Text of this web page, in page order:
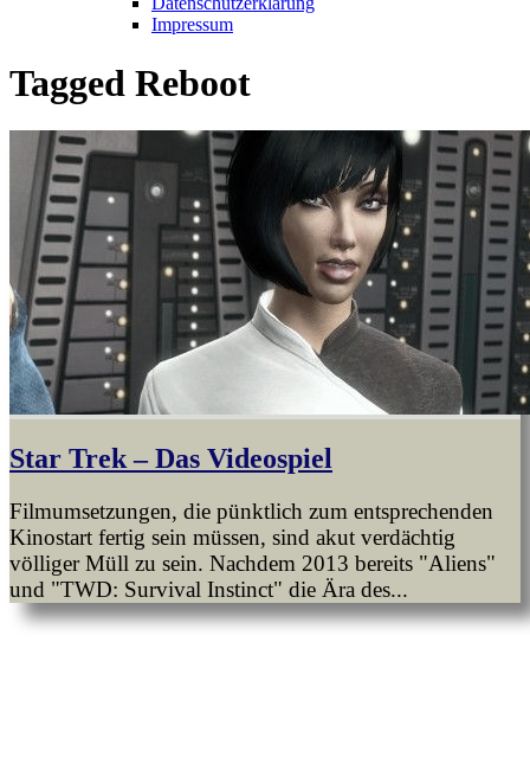
Impressum
Tagged Reboot
Star Trek – Das Videospiel
Filmumsetzungen, die pünktlich zum entsprechenden
Kinostart fertig sein müssen, sind akut verdächtig
völliger Müll zu sein. Nachdem 2013 bereits "Aliens"
und "TWD: Survival Instinct" die Ära des...